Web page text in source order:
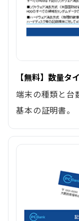
【無料】数量タ
端末の種類と台
基本の証明書。